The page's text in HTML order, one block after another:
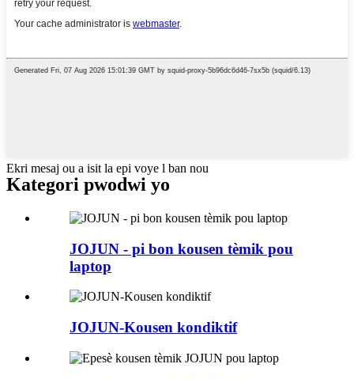
Ekri mesaj ou a isit la epi voye l ban nou
Kategori pwodwi yo
JOJUN - pi bon kousen tèmik pou
laptop
JOJUN-Kousen kondiktif